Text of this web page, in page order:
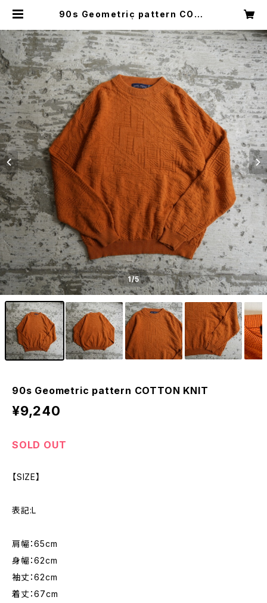
90s Geometric pattern COTT
1/5
90s Geometric pattern COTTON KNIT
¥9,240
SOLD OUT
【SIZE】
表記:L
肩幅：65cm
身幅：62cm
袖丈：62cm
着丈：67cm